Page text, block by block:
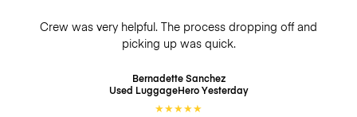
Crew was very helpful. The process dropping off and
picking up was quick.
Bernadette Sanchez
Used LuggageHeroYesterday
★★★★★